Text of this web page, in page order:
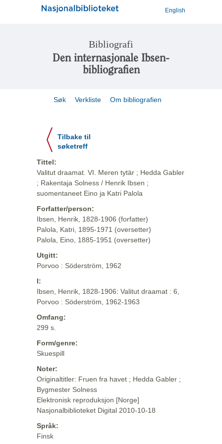
English
Bibliografi
Den internasjonale Ibsen-
bibliografien
Søk Verkliste Om bibliografien
Tilbake til
søketreff
Tittel:
Valitut draamat. VI. Meren tytär ; Hedda Gabler
; Rakentaja Solness / Henrik Ibsen ;
suomentaneet Eino ja Katri Palola
Forfatter/person:
Ibsen, Henrik, 1828-1906 (forfatter)
Palola, Katri, 1895-1971 (oversetter)
Palola, Eino, 1885-1951 (oversetter)
Utgitt:
Porvoo : Söderström, 1962
I:
Ibsen, Henrik, 1828-1906: Valitut draamat : 6,
Porvoo : Söderström, 1962-1963
Omfang:
299 s.
Form/genre:
Skuespill
Noter:
Originaltitler: Fruen fra havet ; Hedda Gabler ;
Bygmester Solness
Elektronisk reproduksjon [Norge]
Nasjonalbiblioteket Digital 2010-10-18
Språk:
Finsk